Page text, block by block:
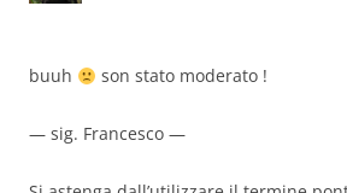
buuh son stato moderato !
— sig. Francesco —